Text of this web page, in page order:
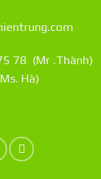
78 (Mr .Thành)
Hà)